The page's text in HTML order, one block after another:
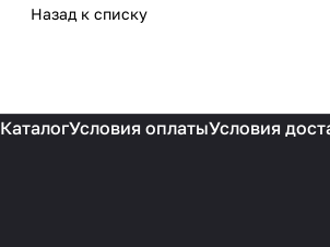
Назад к списку
КаталогУсловия оплатыУсловия